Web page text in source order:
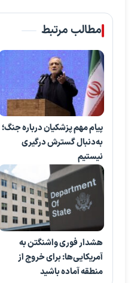
مطالب مرتبط
پیام مهم پزشکیان درباره جنگ؛
به‌دنبال گسترش درگیری
نیستیم
هشدار فوری واشنگتن به
آمریکایی‌ها: برای خروج از
منطقه آماده باشید